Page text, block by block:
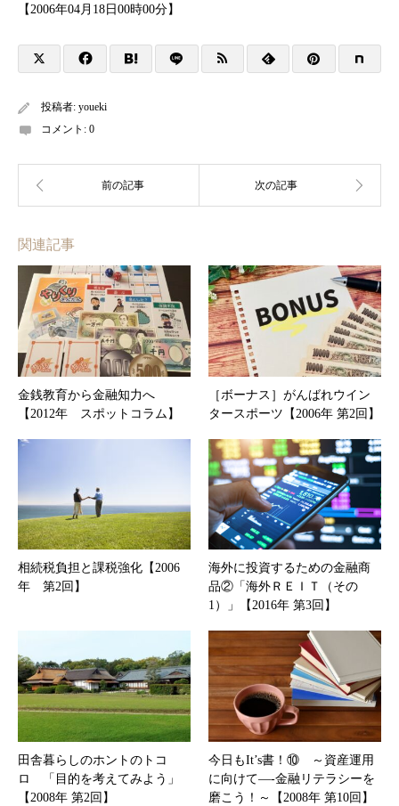
【2006年04月18日00時00分】
投稿者: youeki
コメント: 0
関連記事
金銭教育から金融知力へ
【2012年 スポットコラム】
［ボーナス］がんばれウイン
タースポーツ【2006年 第2回】
相続税負担と課税強化【2006
年 第2回】
海外に投資するための金融商
品②「海外ＲＥＩＴ（その
1）」【2016年 第3回】
田舎暮らしのホントのトコ
ロ 「目的を考えてみよう」
【2008年 第2回】
今日もIt’s書！⑩ ～資産運用
に向けて―-金融リテラシーを
磨こう！～【2008年 第10回】